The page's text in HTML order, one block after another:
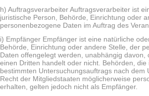
h) Auftragsverarbeiter Auftragsverarbeiter ist
juristische Person, Behörde, Einrichtung oder
personenbezogene Daten im Auftrag des
i) Empfänger Empfänger ist eine natürliche
Behörde, Einrichtung oder andere Stelle, der
Daten offengelegt werden, unabhängig davon,
einen Dritten handelt oder nicht. Behörden, die
bestimmten Untersuchungsauftrags nach dem
Recht der Mitgliedstaaten möglicherweise
erhalten, gelten jedoch nicht als Empfänger.